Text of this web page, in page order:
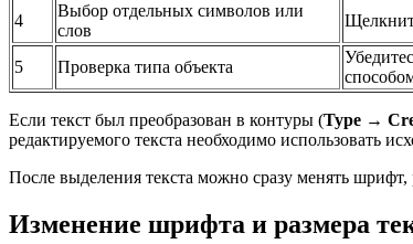
4
Выбор отдельных символов или
слов
5 Проверка типа объекта
Если текст был преобразован в контуры (Type →
редактируемого текста необходимо использовать
После выделения текста можно сразу менять
Изменение шрифта и размера